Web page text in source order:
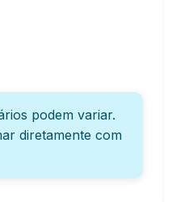
podem variar.
diretamente com